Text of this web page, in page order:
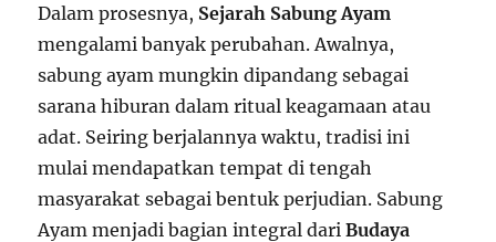
Dalam prosesnya, Sejarah Sabung Ayam
mengalami banyak perubahan. Awalnya,
sabung ayam mungkin dipandang sebagai
sarana hiburan dalam ritual keagamaan atau
adat. Seiring berjalannya waktu, tradisi ini
mulai mendapatkan tempat di tengah
masyarakat sebagai bentuk perjudian. Sabung
Ayam menjadi bagian integral dariBudaya